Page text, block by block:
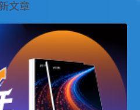
文章